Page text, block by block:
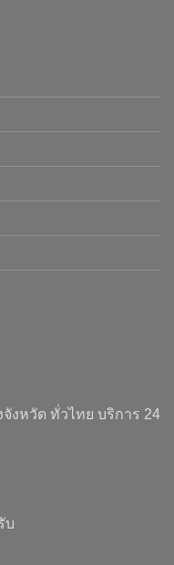
งหวัด ทั่วไทย บริการ 24
บ